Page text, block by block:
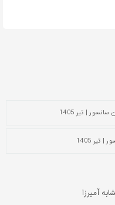
| تیر 1405
1405